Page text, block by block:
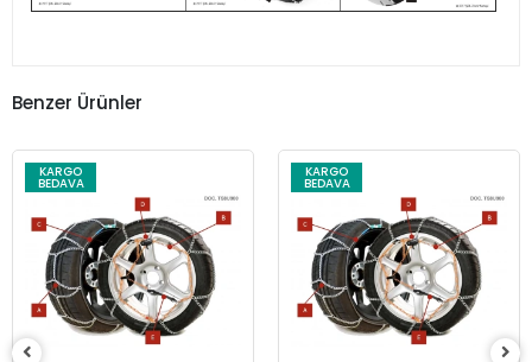
Benzer Ürünler
KARGO
BEDAVA
KARGO
BEDAVA